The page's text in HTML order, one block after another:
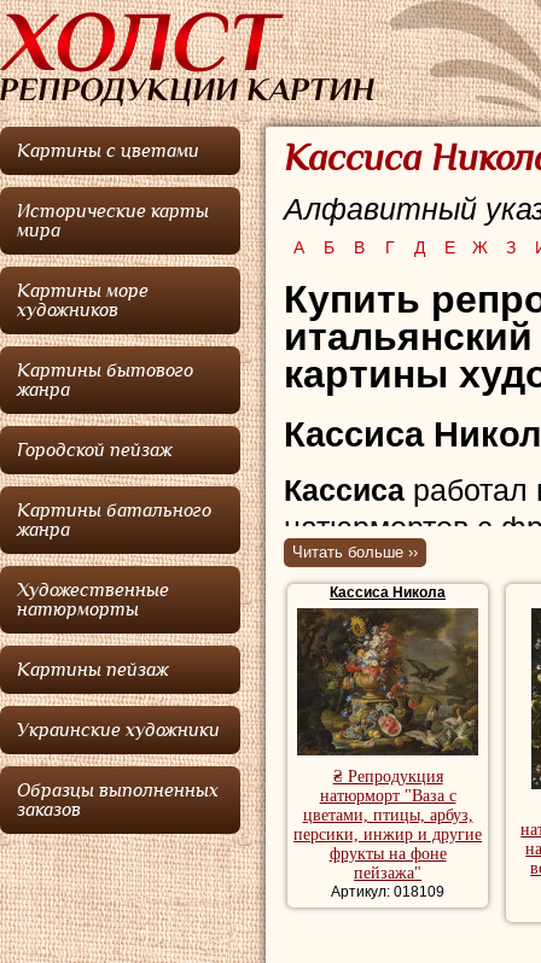
Картины с цветами
Исторические карты
мира
Картины море
художников
Картины бытового
жанра
Городской пейзаж
Картины батального
жанра
Художественные
натюрморты
Картины пейзаж
Украинские художники
Образцы выполненных
заказов
Кассиса
Алфавитный
А Б В Г Д Е Ж З
Купить
картины
Кассиса
Кассиса работал
натюрмортов с
Кассисабыл
были в
Канцано.
Репродукции
купить
Читать больше ››
Кассиса Никола
₴ Репродукция
натюрморт "Ваза с
цветами, птицы, арбуз,
персики, инжир и другие
фрукты на фоне
пейзажа"
Артикул: 018109